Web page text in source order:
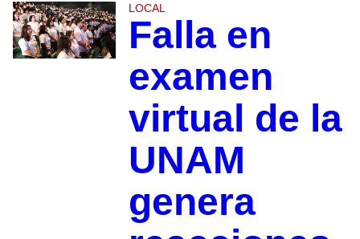
LOCAL
Falla en
examen
virtual de la
UNAM
genera